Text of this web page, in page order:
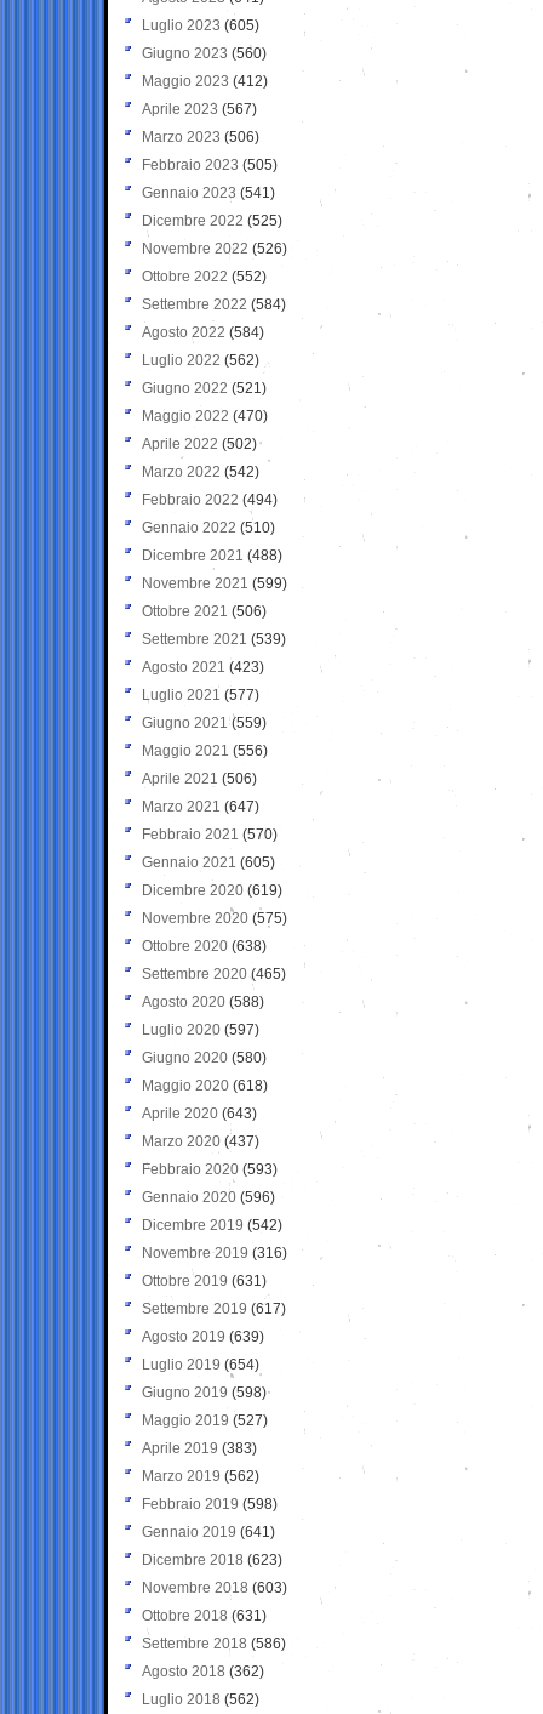
Luglio 2023 (605)
Giugno 2023 (560)
Maggio 2023 (412)
Aprile 2023 (567)
Marzo 2023 (506)
Febbraio 2023 (505)
Gennaio 2023 (541)
Dicembre 2022 (525)
Novembre 2022 (526)
Ottobre 2022 (552)
Settembre 2022 (584)
Agosto 2022 (584)
Luglio 2022 (562)
Giugno 2022 (521)
Maggio 2022 (470)
Aprile 2022 (502)
Marzo 2022 (542)
Febbraio 2022 (494)
Gennaio 2022 (510)
Dicembre 2021 (488)
Novembre 2021 (599)
Ottobre 2021 (506)
Settembre 2021 (539)
Agosto 2021 (423)
Luglio 2021 (577)
Giugno 2021(559)
Maggio 2021 (556)
Aprile 2021 (506)
Marzo 2021 (647)
Febbraio 2021 (570)
Gennaio 2021 (605)
Dicembre 2020 (619)
Novembre 2020 (575)
Ottobre 2020 (638)
Settembre 2020(465)
Agosto 2020 (588)
Luglio 2020 (597)
Giugno 2020 (580)
Maggio 2020 (618)
Aprile 2020 (643)
Marzo 2020 (437)
Febbraio 2020 (593)
Gennaio 2020 (596)
Dicembre 2019 (542)
Novembre 2019 (316)
Ottobre 2019 (631)
Settembre 2019 (617)
Agosto 2019 (639)
Luglio 2019 (654)
Giugno 2019 (598)
Maggio 2019 (527)
Aprile 2019 (383)
Marzo 2019 (562)
Febbraio 2019 (598)
Gennaio 2019 (641)
Dicembre 2018 (623)
Novembre 2018 (603)
Ottobre 2018 (631)
Settembre 2018 (586)
Agosto 2018 (362)
Luglio 2018 (562)